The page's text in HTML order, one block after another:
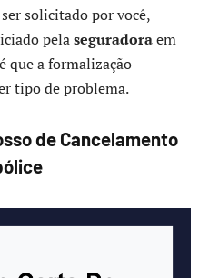
solicitado por você,
pelaseguradoraem
que a formalização
tipo de problema.
de Cancelamento